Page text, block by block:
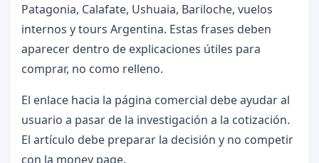
Patagonia, Calafate, Ushuaia, Bariloche, vuelos
internos y tours Argentina. Estas frases deben
aparecer dentro de explicaciones útiles para
comprar, no como relleno.
El enlace hacia la página comercial debe ayudar al
usuario a pasar de la investigación a la cotización.
El artículo debe preparar la decisión y no competir
con la money page.